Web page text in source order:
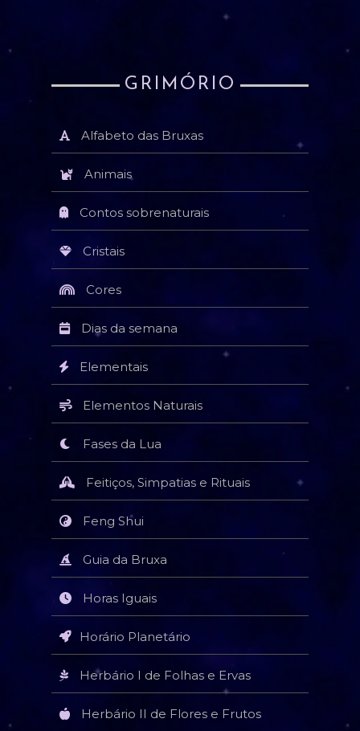
GRIMÓRIO
Alfabeto das Bruxas
Animais
Contos sobrenaturais
Cristais
Cores
Dias da semana
Elementais
Elementos Naturais
Fases da Lua
Feitiços, Simpatias e Rituais
Feng Shui
Guia da Bruxa
Horas Iguais
Horário Planetário
Herbário I de Folhas e Ervas
Herbário II de Flores e Frutos